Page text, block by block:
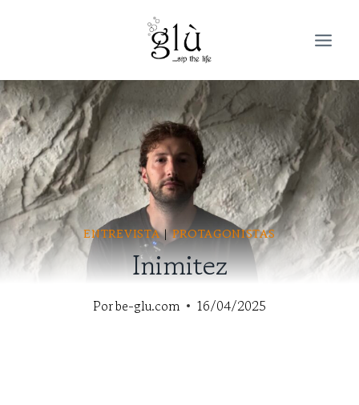
ENTREVISTA|PROTAGONISTAS
Inimitez
Porbe-glu.com 16/04/2025